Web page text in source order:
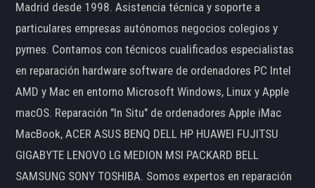
Madrid desde 1998. Asistencia técnica y soporte a
particulares empresas autónomos negocios colegios y
pymes. Contamos con técnicos cualificados especialistas
en reparación hardware software de ordenadores PC Intel
AMD y Mac en entorno Microsoft Windows, Linux y Apple
macOS. Reparación "In Situ" de ordenadores Apple iMac
MacBook, ACER ASUS BENQ DELL HP HUAWEI FUJITSU
GIGABYTE LENOVO LG MEDION MSI PACKARD BELL
SAMSUNG SONY TOSHIBA. Somos expertos en reparación